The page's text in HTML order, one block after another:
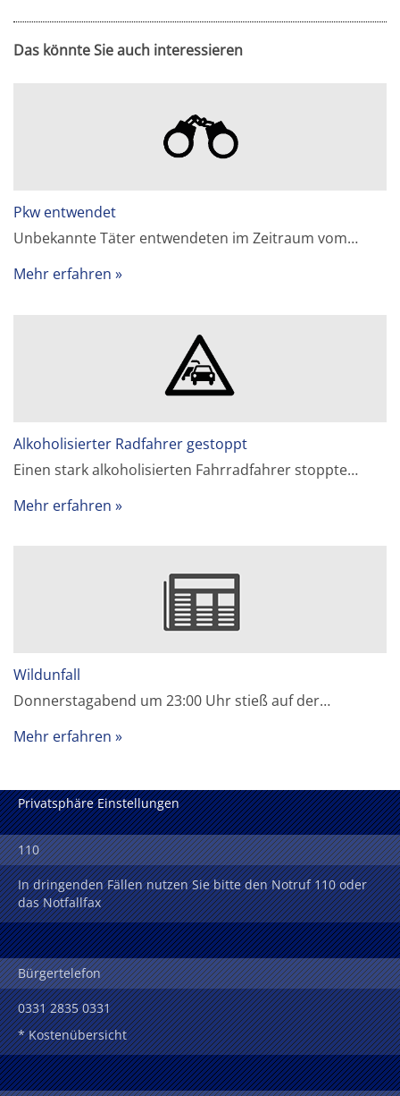
Das könnte Sie auch interessieren
Pkw entwendet
Unbekannte Täter entwendeten im Zeitraum vom…
Mehr erfahren
Alkoholisierter Radfahrer gestoppt
Einen stark alkoholisierten Fahrradfahrer stoppte…
Mehr erfahren
Wildunfall
Donnerstagabend um 23:00 Uhr stieß auf der…
Mehr erfahren
Privatsphäre Einstellungen
110
In dringenden Fällen nutzen Sie bitte den Notruf 110 oder
das Notfallfax
Bürgertelefon
0331 2835 0331
* Kostenübersicht